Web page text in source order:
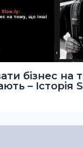
бізнес на
– Історія